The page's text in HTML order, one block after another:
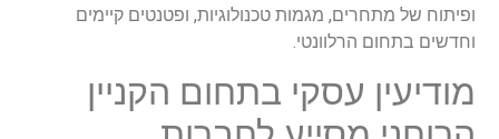
ופיתוח של מתחרים, מגמות טכנולוגיות, ופטנטים קיימים
וחדשים בתחום הרלוונטי.
מודיעין עסקי בתחום הקניין